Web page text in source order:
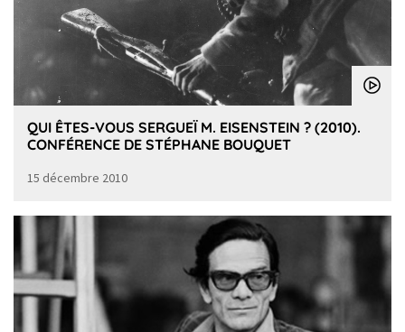
QUI ÊTES-VOUS SERGUEÏ M. EISENSTEIN ? (2010).
CONFÉRENCE DE STÉPHANE BOUQUET
15 décembre 2010